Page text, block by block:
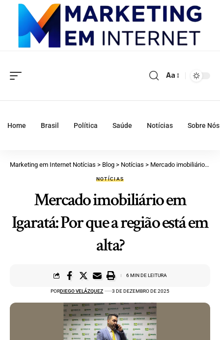
Aa
Home Brasil Política Saúde Notícias Sobre Nós
Marketing em Internet Notícias > Blog > Notícias > Mercado imobiliário em Igaratá: Por que a região está em alta?
NOTÍCIAS
Mercado imobiliário em
Igaratá: Por que a região está em
alta?
PORDIEGO VELÁZQUEZ 3 DE DEZEMBRO DE 2025
6 MIN DE LEITURA